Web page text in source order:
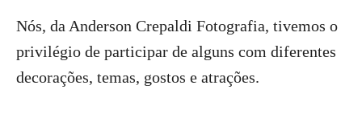
Nós, da Anderson Crepaldi Fotografia, tivemos o
privilégio de participar de alguns com diferentes
decorações, temas, gostos e atrações.